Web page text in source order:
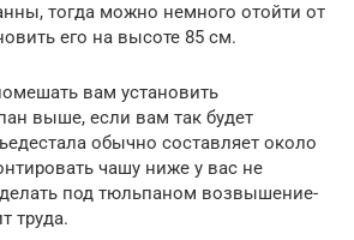
тогда можно немного отойти от
его на высоте 85 см.
вам установить
выше, если вам так будет
обычно составляет около
чашу ниже у вас не
под тюльпаном возвышение-
труда.